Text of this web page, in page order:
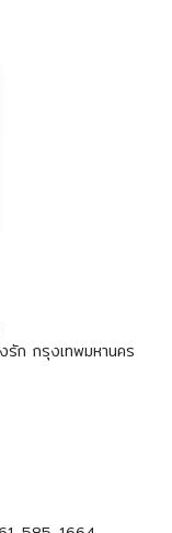
ก กรุงเทพมหานคร